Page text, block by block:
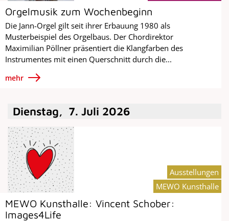
Orgelmusik zum Wochenbeginn
Die Jann-Orgel gilt seit ihrer Erbauung 1980 als
Musterbeispiel des Orgelbaus. Der Chordirektor
Maximilian Pöllner präsentiert die Klangfarben des
Instrumentes mit einen Querschnitt durch die...
mehr
Dienstag, 7. Juli 2026
MEWO Kunsthalle: Vincent Schober:
Images4Life
Ausstellungen
MEWO Kunsthalle